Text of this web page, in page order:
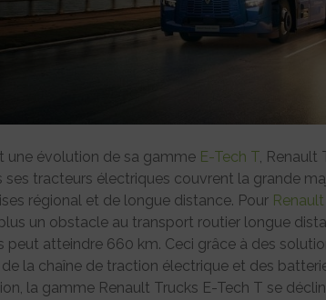
une évolution de sa gamme E-Tech T, Renault
ses tracteurs électriques couvrent la grande
régional et de longue distance. Pour
un obstacle au transport routier longue
peut atteindre 660 km. Ceci grâce à des
de la chaîne de traction électrique et des
la gamme Renault Trucks E-Tech T se